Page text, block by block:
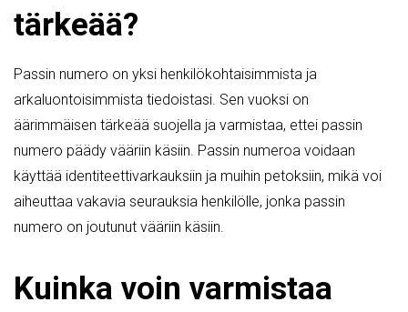
tärkeää?
Passin numero on yksi henkilökohtaisimmista ja
arkaluontoisimmista tiedoistasi. Sen vuoksi on
äärimmäisen tärkeää suojella ja varmistaa, ettei passin
numero päädy vääriin käsiin. Passin numeroa voidaan
käyttää identiteettivarkauksiin ja muihin petoksiin, mikä voi
aiheuttaa vakavia seurauksia henkilölle, jonka passin
numero on joutunut vääriin käsiin.
Kuinka voin varmistaa